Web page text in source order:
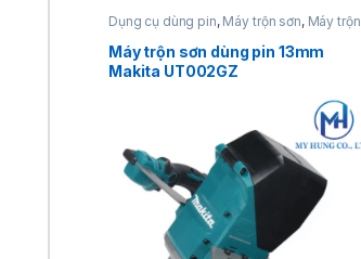
Dụng cụ dùng pin, Máy trộn sơn, Máy trộn
sơn 40V
Máy trộn sơn dùng pin 13mm
Makita UT002GZ